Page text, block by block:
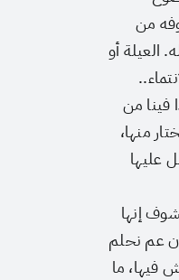
من
العيلة أو
فينا من
منها،
عليها
إنها
عم نحلم
فيها، ما